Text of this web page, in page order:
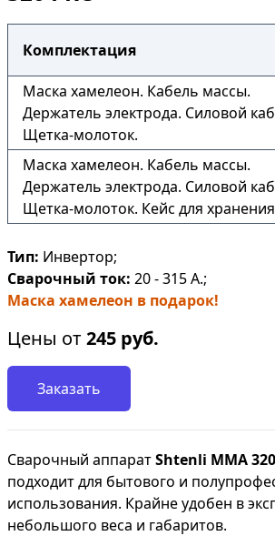
Комплектация
Маска хамелеон. Кабель массы.
Держатель электрода. Силовой
Щетка-молоток.
Маска хамелеон. Кабель массы.
Держатель электрода. Силовой
Щетка-молоток. Кейс для
Тип: Инвертор;
Сварочный ток: 20 - 315 А.;
Маска хамелеон в подарок!
Цены от245 руб.
Заказать
Сварочный аппаратShtenli ММА 320
подходит для бытового и
использования. Крайне удобен в
небольшого веса и габаритов.